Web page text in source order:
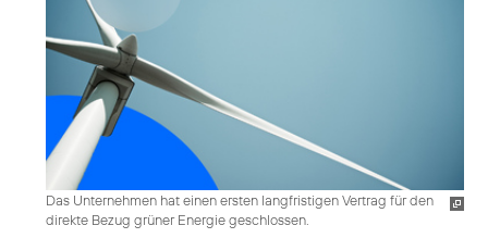
Das Unternehmen hat einen ersten langfristigen Vertrag für den
direkte Bezug grüner Energie geschlossen.